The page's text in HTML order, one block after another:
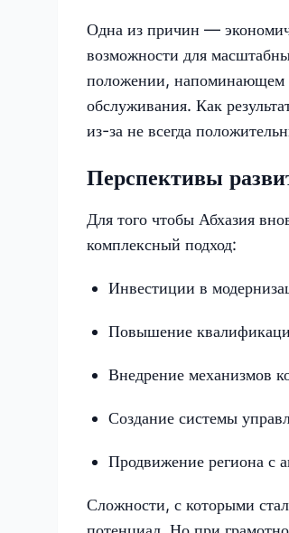
Одна из причин —
возможности для
положении, напоминающем
обслуживания. Как
из-за не всегда
Перспективы
Для того чтобы Абхазия
комплексный подход:
Инвестиции в
Повышение
Внедрение механизмов
Создание системы
Продвижение региона с
Сложности, с которыми